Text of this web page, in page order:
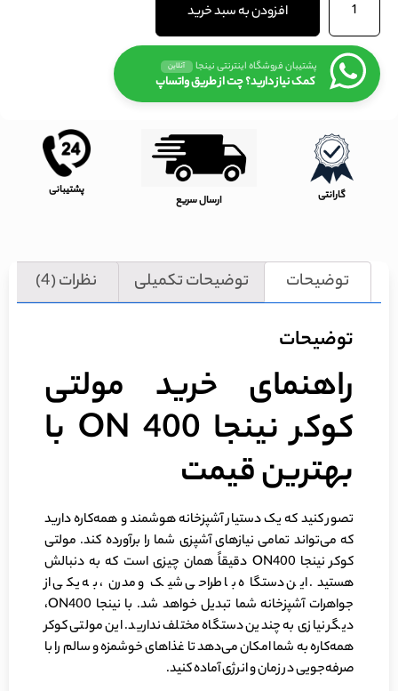
افزودن به سبد خرید
پشتیبان فروشگاه اینترنتی نینجا آنلاین
کمک نیاز دارید؟ چت از طریق واتساپ
گارانتی ارسال سریع
پشتیبانی
توضیحات توضیحات تکمیلی نظرات (4)
توضیحات
راهنمای خرید مولتی
کوکر نینجا
ON 400 با
بهترین قیمت
تصور کنید که یک دستیار آشپزخانه هوشمند و همه‌کاره دارید
که می‌تواند تمامی نیازهای آشپزی شما را برآورده کند. مولتی
کوکر نینجا ON400 دقیقاً همان چیزی است که به دنبالش
هستید. این دستگاه با طراحی شیک و مدرن، به یکی از
جواهرات آشپزخانه شما تبدیل خواهد شد. با نینجا ON400،
دیگر نیازی به چندین دستگاه مختلف ندارید. این مولتی کوکر
همه‌کاره به شما امکان می‌دهد تا غذاهای خوشمزه و سالم را با
صرفه‌جویی در زمان و انرژی آماده کنید.